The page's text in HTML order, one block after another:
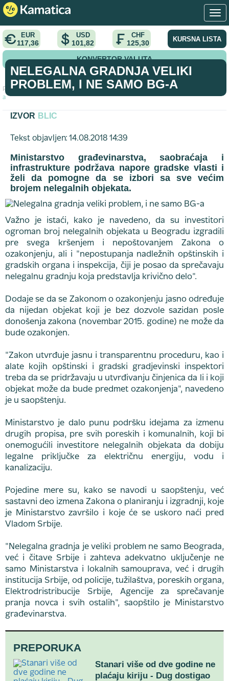
EUR
117,36
USD
101,82
CHF
125,30 KURSNA LISTA
KONVERTOR VALUTA
Početna > vest >
Nelegalna gradnja veliki problem, i ne samo BG-
a
NELEGALNA GRADNJA VELIKI
PROBLEM, I NE SAMO BG-A
IZVOR BLIC
Tekst objavljen: 14.08.2018 14:39
Ministarstvo građevinarstva, saobraćaja i
infrastrukture podržava napore gradske vlasti i
želi da pomogne da se izbori sa sve većim
brojem nelegalnih objekata.
Važno je istaći, kako je navedeno, da su investitori
ogroman broj nelegalnih objekata u Beogradu izgradili
pre svega kršenjem i nepoštovanjem Zakona o
ozakonjenju, ali i "nepostupanja nadležnih opštinskih i
gradskih organa i inspekcija, čiji je posao da sprečavaju
nelegalnu gradnju koja predstavlja krivično delo".
Dodaje se da se Zakonom o ozakonjenju jasno određuje
da nijedan objekat koji je bez dozvole sazidan posle
donošenja zakona (novembar 2015. godine) ne može da
bude ozakonjen.
"Zakon utvrđuje jasnu i transparentnu proceduru, kao i
alate kojih opštinski i gradski gradjevinski inspektori
treba da se pridržavaju u utvrđivanju činjenica da li i koji
objekat može da bude predmet ozakonjenja", navedeno
je u saopštenju.
Ministarstvo je dalo punu podršku idejama za izmenu
drugih propisa, pre svih poreskih i komunalnih, koji bi
onemogućili investitore nelegalnih objekata da dobiju
legalne priključke za električnu energiju, vodu i
kanalizaciju.
Pojedine mere su, kako se navodi u saopštenju, već
sastavni deo izmena Zakona o planiranju i izgradnji, koje
je Ministarstvo završilo i koje će se uskoro naći pred
Vladom Srbije.
"Nelegalna gradnja je veliki problem ne samo Beograda,
već i čitave Srbije i zahteva adekvatno uključenje ne
samo Ministarstva i lokalnih samouprava, već i drugih
institucija Srbije, od policije, tužilaštva, poreskih organa,
Elektrodristribucije Srbije, Agencije za sprečavanje
pranja novca i svih ostalih", saopštilo je Ministarstvo
građevinarstva.
PREPORUKA
Stanari više od dve godine ne
plaćaju kiriju - Dug dostigao